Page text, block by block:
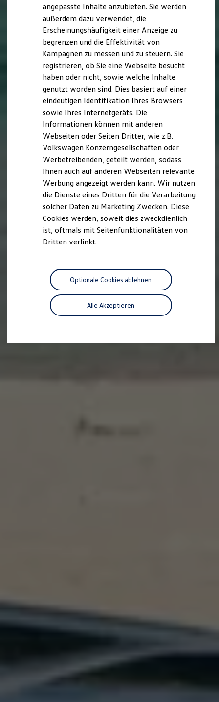
XTL-Dieselkraftstoff
Ersatzteile und Betriebsflüssigkeiten
Original Zubehör und Lifestyle Produkte
myVolkswagen
myVolkswagen Business
Elektrisch & Autonom
Elektro - & Hybridfahrzeuge
Unser Ansatz
Klimafreundlicher Strom
Reichweite & Ladelösungen
Reichweitensimulator
Ladezeitensimulator
Ladelösungen für Privatkunden
Ladelösungen für Gewerbekunden
Wallbox und Ladekabel
Förderung & Kosten der Elektrofahrzeuge
Fördermöglichkeiten für Privatkunden
Fördermöglichkeiten für Gewerbekunden
Autonomes Fahren
Mehr zum ID. Buzz
Online Beratung
California Club
California Magazin & Ratgeber
Vanlife
California App
California Lifestyle & Zubehör
Übernachten im California
Unternehmen
Karriere
Nachhaltigkeit
angepasste Inhalte anzubieten. Sie werden
außerdem dazu verwendet, die
Erscheinungshäufigkeit einer Anzeige zu
begrenzen und die Effektivität von
Kampagnen zu messen und zu steuern. Sie
registrieren, ob Sie eine Webseite besucht
haben oder nicht, sowie welche Inhalte
genutzt worden sind. Dies basiert auf einer
eindeutigen Identifikation Ihres Browsers
sowie Ihres Internetgeräts. Die
Informationen können mit anderen
Webseiten oder Seiten Dritter, wie z.B.
Volkswagen Konzerngesellschaften oder
Werbetreibenden, geteilt werden, sodass
Ihnen auch auf anderen Webseiten relevante
Werbung angezeigt werden kann. Wir nutzen
die Dienste eines Dritten für die Verarbeitung
solcher Daten zu Marketing Zwecken. Diese
Cookies werden, soweit dies zweckdienlich
ist, oftmals mit Seitenfunktionalitäten von
Dritten verlinkt.
Alle Akzeptieren
Optionale Cookies ablehnen